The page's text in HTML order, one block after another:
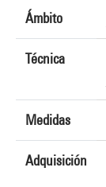
Ámbito
Técnica
Medidas
Adquisición